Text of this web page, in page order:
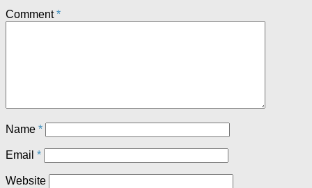
Comment*
Name *
Email *
Website